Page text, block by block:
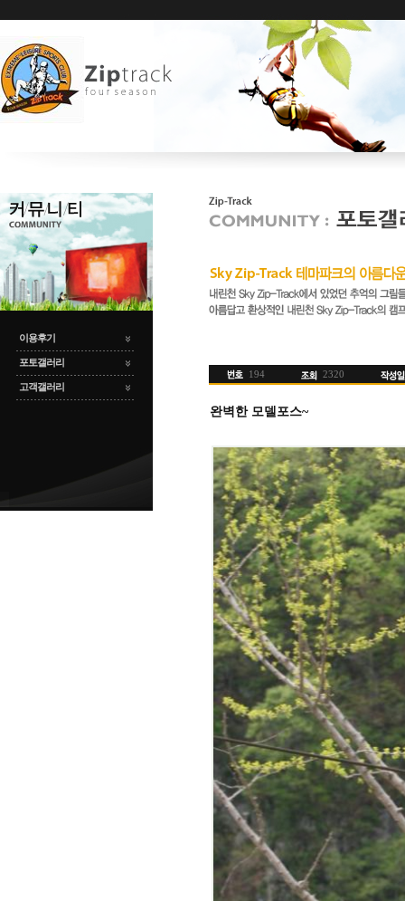
이용후기
포토갤러리
고객갤러리
194 2320
완벽한 모델포스~